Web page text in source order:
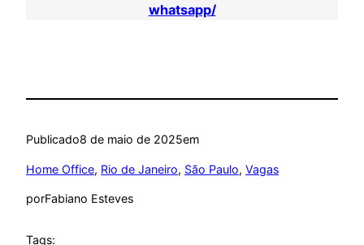
whatsapp/
Publicado8 de maio de 2025em
Home Office, Rio de Janeiro, São Paulo, Vagas
porFabiano Esteves
Tags: